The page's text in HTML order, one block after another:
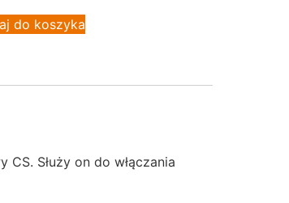
do koszyka
Służy on do włączania